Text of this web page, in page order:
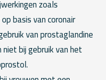
zoals
basis van coronair
van prostaglandine
bij gebruik van het